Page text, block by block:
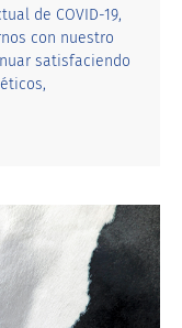
de COVID-19,
con nuestro
satisfaciendo